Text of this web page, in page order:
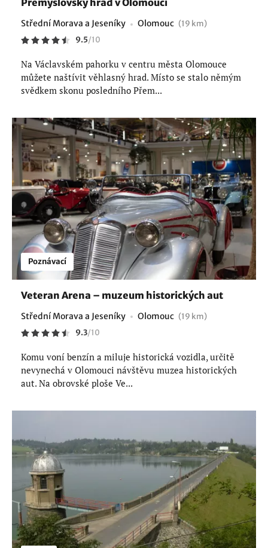
Přemyslovský hrad v Olomouci
Střední Morava a Jeseníky Olomouc (19 km)
9.5/10
Na Václavském pahorku v centru města Olomouce
můžete naštívit věhlasný hrad. Místo se stalo němým
svědkem skonu posledního Přem...
Poznávací
Veteran Arena – muzeum historických aut
Střední Morava a Jeseníky Olomouc (19 km)
9.3/10
Komu voní benzín a miluje historická vozidla, určitě
nevynechá v Olomouci návštěvu muzea historických
aut. Na obrovské ploše Ve...